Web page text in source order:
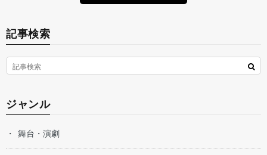
記事検索
ジャンル
舞台・演劇